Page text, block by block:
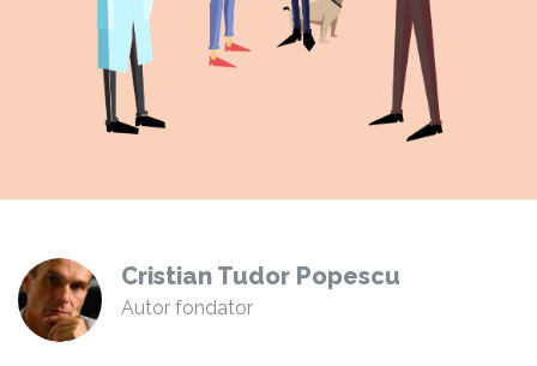
Cristian Tudor Popescu
Autor fondator